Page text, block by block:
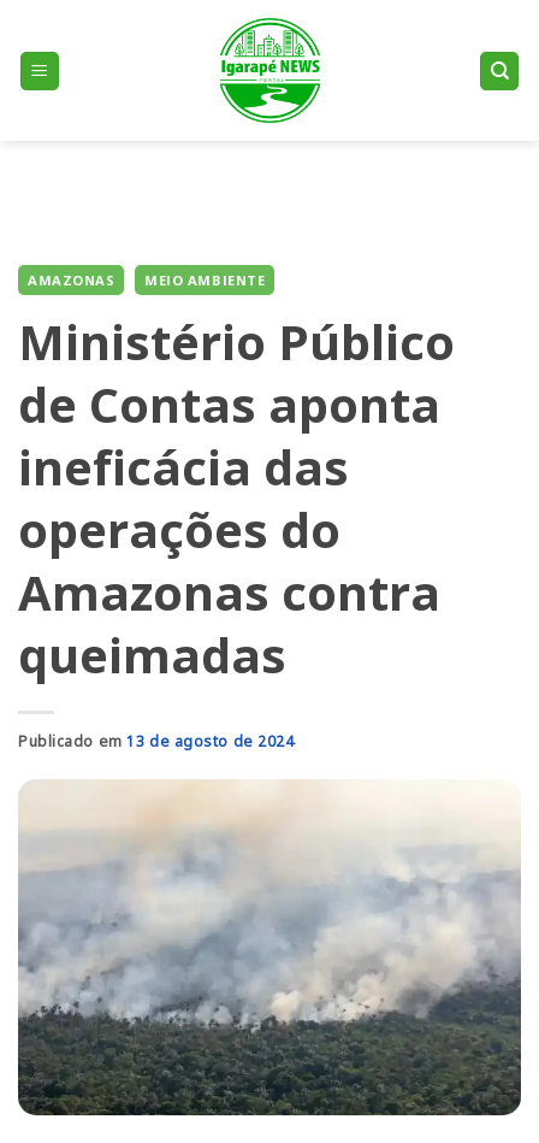
content
AMAZONAS MEIO AMBIENTE
Ministério Público
de Contas aponta
ineficácia das
operações do
Amazonas contra
queimadas
Publicado em13 de agosto de 2024